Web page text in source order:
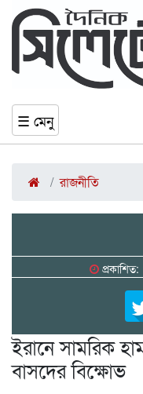
☰ মেনু
রাজনীতি
ইরানে সামরিক
বাসদের বিক্ষোভ